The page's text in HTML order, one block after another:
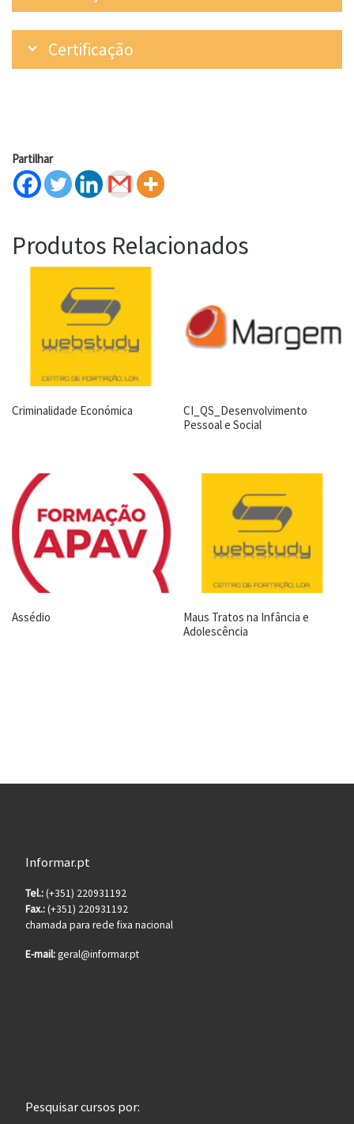
Certificação
Partilhar
Produtos Relacionados
Criminalidade Económica
CI_QS_Desenvolvimento
Pessoal e Social
Assédio
Maus Tratos na Infância e
Adolescência
Informar.pt
Tel.:(+351) 220931192
Fax.:(+351) 220931192
chamada para rede fixa nacional
E-mail:geral@informar.pt
Pesquisar cursos por: